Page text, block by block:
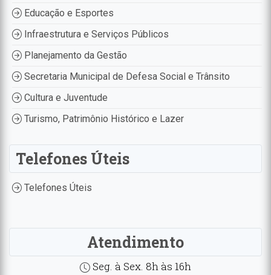
Educação e Esportes
Infraestrutura e Serviços Públicos
Planejamento da Gestão
Secretaria Municipal de Defesa Social e Trânsito
Cultura e Juventude
Turismo, Patrimônio Histórico e Lazer
Telefones Úteis
Telefones Úteis
Atendimento
Seg. à Sex. 8h às 16h